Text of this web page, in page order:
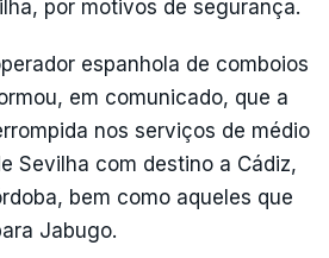
por motivos de segurança.
espanhola de comboios
em comunicado, que a
nos serviços de médio
Sevilha com destino a Cádiz,
bem como aqueles que
Jabugo.